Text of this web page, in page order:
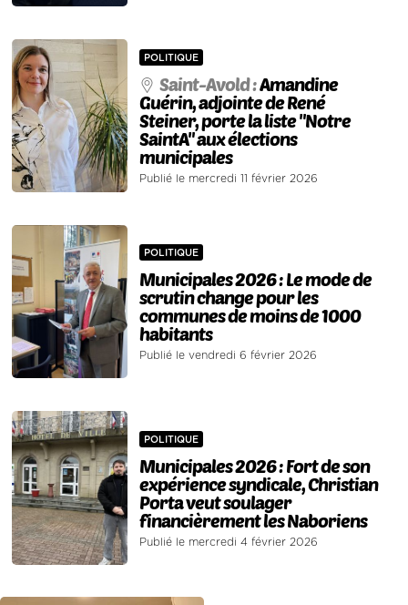
POLITIQUE
Saint-Avold :Amandine
Guérin, adjointe de René
Steiner, porte la liste "Notre
SaintA" aux élections
municipales
Publié le mercredi 11 février 2026
POLITIQUE
Municipales 2026 : Le mode de
scrutin change pour les
communes de moins de 1000
habitants
Publié le vendredi 6 février 2026
POLITIQUE
Municipales 2026 : Fort de son
expérience syndicale, Christian
Porta veut soulager
financièrement les Naboriens
Publié le mercredi 4 février 2026